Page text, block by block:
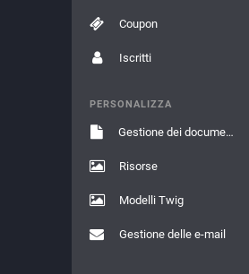
Coupon
Iscritti
PERSONALIZZA
Gestione dei documenti
Risorse
Modelli Twig
Gestione delle e-mail